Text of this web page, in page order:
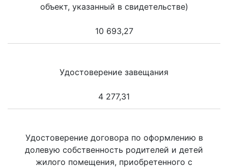
объект, указанный в свидетельстве)
10 693,27
Удостоверение завещания
4 277,31
Удостоверение договора по оформлению в
долевую собственность родителей и детей
жилого помещения, приобретенного с